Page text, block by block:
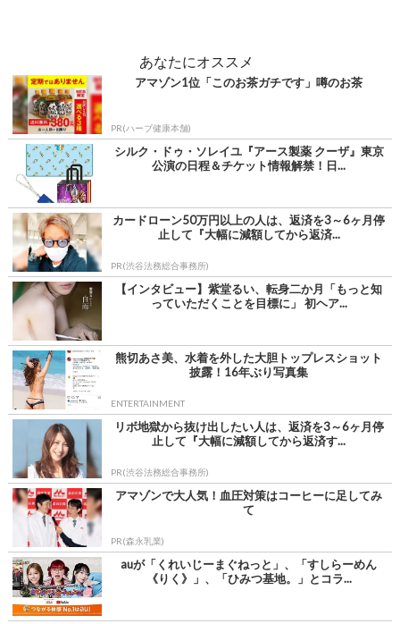
あなたにオススメ
アマゾン1位「このお茶ガチです」噂のお茶
PR(ハーブ健康本舗)
シルク・ドゥ・ソレイユ『アース製薬 クーザ』東京
公演の日程＆チケット情報解禁！日...
カードローン50万円以上の人は、返済を3～6ヶ月停
止して『大幅に減額してから返済...
PR(渋谷法務総合事務所)
【インタビュー】紫堂るい、転身二か月「もっと知
っていただくことを目標に」 初ヘア...
熊切あさ美、水着を外した大胆トップレスショット
披露！16年ぶり写真集
ENTERTAINMENT
リボ地獄から抜け出したい人は、返済を3～6ヶ月停
止して『大幅に減額してから返済す...
PR(渋谷法務総合事務所)
アマゾンで大人気！血圧対策はコーヒーに足してみ
て
PR(森永乳業)
auが「くれいじーまぐねっと」、「すしらーめん
《りく》」、「ひみつ基地。」とコラ...